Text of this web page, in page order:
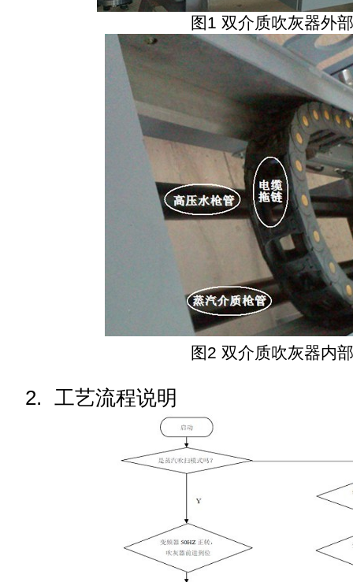
图1 双介质吹灰器外
图2 双介质吹灰器内
2. 工艺流程说明